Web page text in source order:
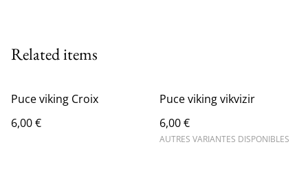
Related items
Puce viking Croix
6,00 €
Puce viking vikvizir
6,00 €
AUTRES VARIANTES DISPONIBLES